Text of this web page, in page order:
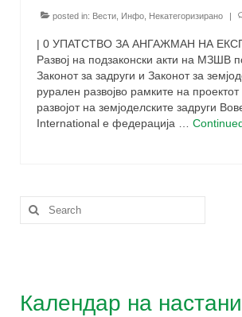
posted in: Вести Инфо Некатегоризирано |
| 0 УПАТСТВО ЗА АНГАЖМАН НА
Развој на подзаконски акти на МЗШВ
Законот за задруги и Законот за
рурален развојво рамките на
развојот на земјоделските задруги
International е федерација …
Search
Календар на настани